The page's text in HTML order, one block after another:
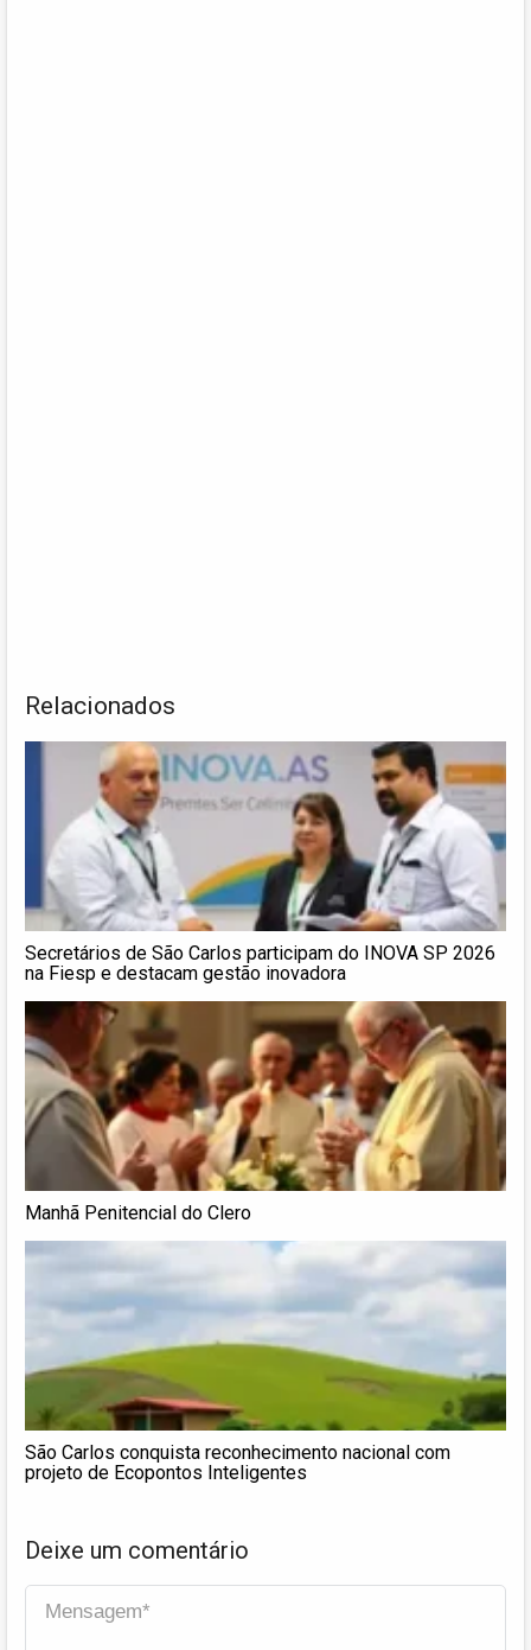
Relacionados
Secretários de São Carlos participam do INOVA SP 2026
na Fiesp e destacam gestão inovadora
Manhã Penitencial do Clero
São Carlos conquista reconhecimento nacional com
projeto de Ecopontos Inteligentes
Deixe um comentário